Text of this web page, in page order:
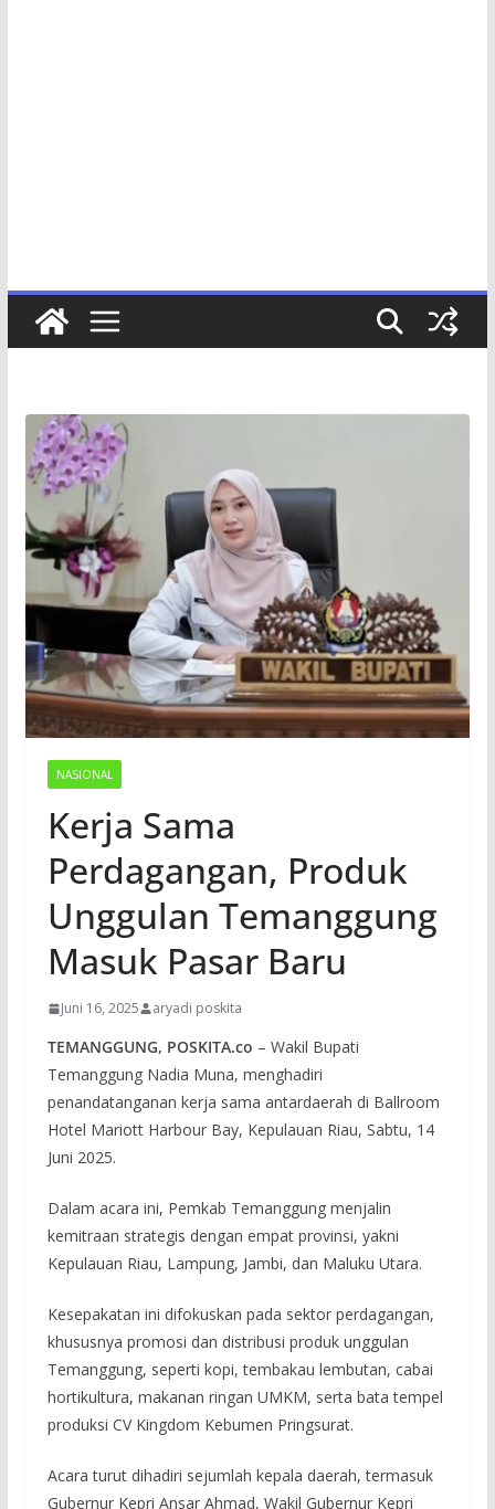
NASIONAL
Kerja Sama
Perdagangan, Produk
Unggulan Temanggung
Masuk Pasar Baru
Juni 16, 2025 aryadi poskita
TEMANGGUNG, POSKITA.co – Wakil Bupati
Temanggung Nadia Muna, menghadiri
penandatanganan kerja sama antardaerah di Ballroom
Hotel Mariott Harbour Bay, Kepulauan Riau, Sabtu, 14
Juni 2025.
Dalam acara ini, Pemkab Temanggung menjalin
kemitraan strategis dengan empat provinsi, yakni
Kepulauan Riau, Lampung, Jambi, dan Maluku Utara.
Kesepakatan ini difokuskan pada sektor perdagangan,
khususnya promosi dan distribusi produk unggulan
Temanggung, seperti kopi, tembakau lembutan, cabai
hortikultura, makanan ringan UMKM, serta bata tempel
produksi CV Kingdom Kebumen Pringsurat.
Acara turut dihadiri sejumlah kepala daerah, termasuk
Gubernur Kepri Ansar Ahmad, Wakil Gubernur Kepri